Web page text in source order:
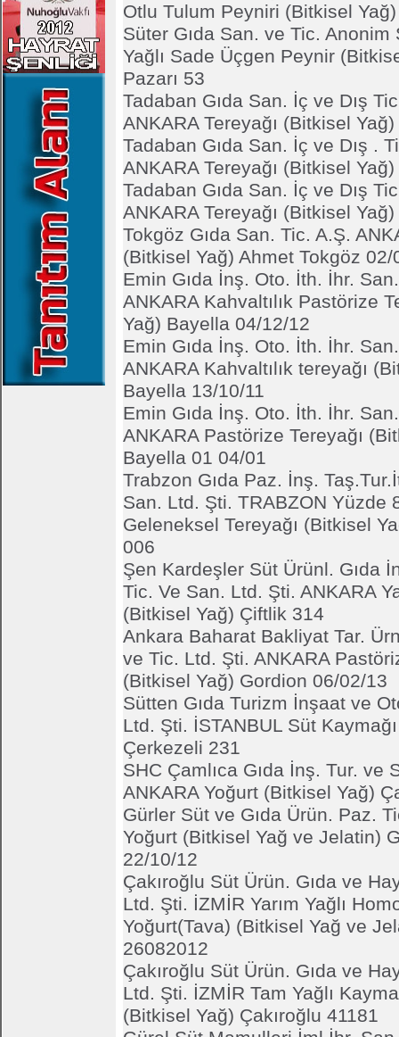
Otlu Tulum Peyniri (Bitkisel
Süter Gıda San. ve Tic. Anonim
Yağlı Sade Üçgen Peynir
Pazarı 53
Tadaban Gıda San. İç ve Dış
ANKARA Tereyağı (Bitkisel
Tadaban Gıda San. İç ve Dış .
ANKARA Tereyağı (Bitkisel
Tadaban Gıda San. İç ve Dış
ANKARA Tereyağı (Bitkisel
Tokgöz Gıda San. Tic. A.Ş.
(Bitkisel Yağ) Ahmet Tokgöz 02/
Emin Gıda İnş. Oto. İth. İhr.
ANKARA Kahvaltılık Pastörize
Yağ) Bayella 04/12/12
Emin Gıda İnş. Oto. İth. İhr.
ANKARA Kahvaltılık tereyağı
Bayella 13/10/11
Emin Gıda İnş. Oto. İth. İhr.
ANKARA Pastörize Tereyağı
Bayella 01 04/01
Trabzon Gıda Paz. İnş.
San. Ltd. Şti. TRABZON Yüzde
Geleneksel Tereyağı (Bitkisel
006
Şen Kardeşler Süt Ürünl. Gıda
Tic. Ve San. Ltd. Şti. ANKARA
(Bitkisel Yağ) Çiftlik 314
Ankara Baharat Bakliyat Tar.
ve Tic. Ltd. Şti. ANKARA
(Bitkisel Yağ) Gordion 06/02/13
Sütten Gıda Turizm İnşaat ve
Ltd. Şti. İSTANBUL Süt
Çerkezeli 231
SHC Çamlıca Gıda İnş. Tur. ve
ANKARA Yoğurt (Bitkisel Yağ)
Gürler Süt ve Gıda Ürün. Paz.
Yoğurt (Bitkisel Yağ ve Jelatin)
22/10/12
Çakıroğlu Süt Ürün. Gıda ve
Ltd. Şti. İZMİR Yarım Yağlı
Yoğurt(Tava) (Bitkisel Yağ ve
26082012
Çakıroğlu Süt Ürün. Gıda ve
Ltd. Şti. İZMİR Tam Yağlı
(Bitkisel Yağ) Çakıroğlu 41181